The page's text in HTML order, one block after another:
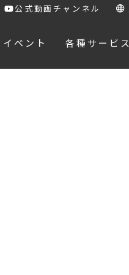
公式動画チャンネル
ベント 各種サービス